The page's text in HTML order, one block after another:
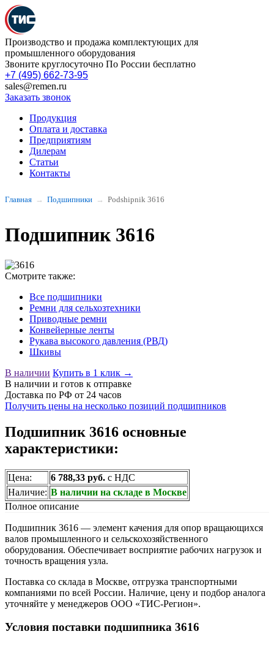
Производство и продажа комплектующих для
промышленного оборудования
Звоните круглосуточно По России бесплатно
+7 (495) 662-73-95
sales@remen.ru
Заказать звонок
Продукция
Оплата и доставка
Предприятиям
Дилерам
Статьи
Контакты
Главная Подшипники Podshipnik 3616
Подшипник 3616
Смотрите также:
Все подшипники
Ремни для сельхозтехники
Приводные ремни
Конвейерные ленты
Рукава высокого давления (РВД)
Шкивы
В наличии Купить в 1 клик →
В наличии и готов к отправке
Доставка по РФ от 24 часов
Получить цены на несколько позиций подшипников
Подшипник 3616 основные
характеристики:
Цена: 6 788,33 руб. с НДС
Наличие: В наличии на складе в Москве
Полное описание
Подшипник 3616 — элемент качения для опор вращающихся
валов промышленного и сельскохозяйственного
оборудования. Обеспечивает восприятие рабочих нагрузок и
точность вращения узла.
Поставка со склада в Москве, отгрузка транспортными
компаниями по всей России. Наличие, цену и подбор аналога
уточняйте у менеджеров ООО «ТИС-Регион».
Условия поставки подшипника 3616